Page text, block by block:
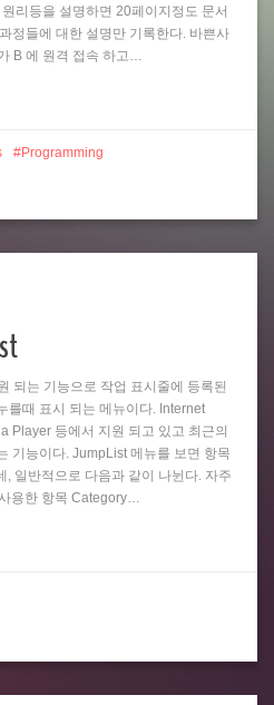
리등을 설명하면 20페이지정도 문서
정들에 대한 설명만 기록한다. 바쁜사
B 에 원격 접속 하고…
Programming
되는 기능으로 작업 표시줄에 등록된
를때 표시 되는 메뉴이다. Internet
Player 등에서 지원 되고 있고 최근의
기능이다. JumpList 메뉴를 보면 항목
일반적으로 다음과 같이 나뉜다. 자주
용한 항목 Category…